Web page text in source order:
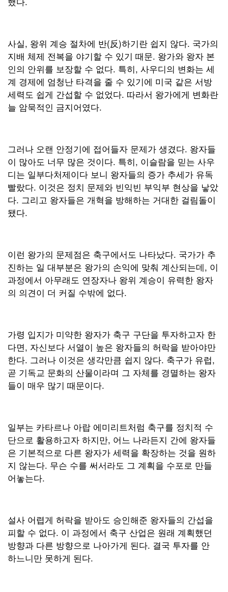
사실, 왕위 계승 절차에 반(反)하기란 쉽지 않다. 국가의
지배 체제 전복을 야기할 수 있기 때문. 왕가와 왕자 본
인의 안위를 보장할 수 없다. 특히, 사우디의 변화는 세
계 경제에 엄청난 타격을 줄 수 있기에 미국 같은 서방
세력도 쉽게 간섭할 수 없었다. 따라서 왕가에게 변화란
늘 암묵적인 금지어였다.
그러나 오랜 안정기에 접어들자 문제가 생겼다. 왕자들
이 많아도 너무 많은 것이다. 특히, 이슬람을 믿는 사우
디는 일부다처제이다 보니 왕자들의 증가 추세가 유독
빨랐다. 이것은 정치 문제와 빈익빈 부익부 현상을 낳았
다. 그리고 왕자들은 개혁을 방해하는 거대한 걸림돌이
됐다.
이런 왕가의 문제점은 축구에서도 나타났다. 국가가 추
진하는 일 대부분은 왕가의 손익에 맞춰 계산되는데, 이
과정에서 아무래도 연장자나 왕위 계승이 유력한 왕자
의 의견이 더 커질 수밖에 없다.
가령 입지가 미약한 왕자가 축구 구단을 투자하고자 한
다면, 자신보다 서열이 높은 왕자들의 허락을 받아야만
한다. 그러나 이것은 생각만큼 쉽지 않다. 축구가 유럽,
곧 기독교 문화의 산물이라며 그 자체를 경멸하는 왕자
들이 매우 많기 때문이다.
일부는 카타르나 아랍 에미리트처럼 축구를 정치적 수
단으로 활용하고자 하지만, 어느 나라든지 간에 왕자들
은 기본적으로 다른 왕자가 세력을 확장하는 것을 원하
지 않는다. 무슨 수를 써서라도 그 계획을 수포로 만들
어놓는다.
설사 어렵게 허락을 받아도 승인해준 왕자들의 간섭을
피할 수 없다. 이 과정에서 축구 산업은 원래 계획했던
방향과 다른 방향으로 나아가게 된다. 결국 투자를 안
하느니만 못하게 된다.